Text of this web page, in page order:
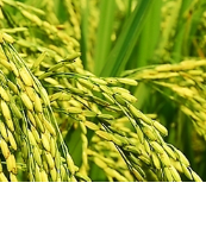
棵用0.5kg-1kg，可
，也可拌土施。4、
土：每平方米苗床
品1kg-2kg与苗床土
播种。5、园林盆
品30g-50g追肥或作
】5kg、20kg【技术
有机质≥200g/L、
L、PH:6.5-
不溶物≤50g/L【执
】NY/T3831-
准字15306号【使用